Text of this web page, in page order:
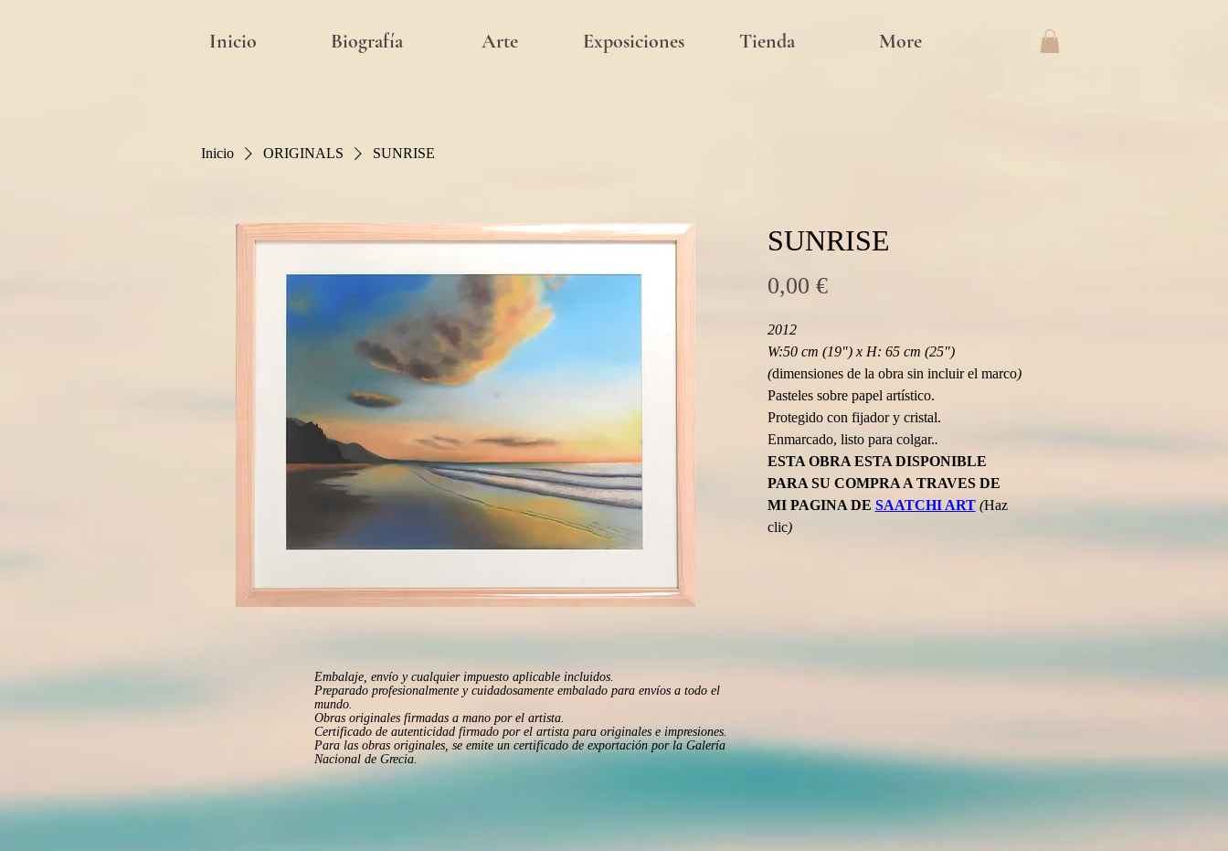
Inicio Biografía Arte Exposiciones Tienda More
Inicio ORIGINALS SUNRISE
SUNRISE
0,00 €Precio
2012
W:50 cm (19") x H: 65 cm (25")
(dimensiones de la obra sin incluir el marco)
Pasteles sobre papel artístico.
Protegido con fijador y cristal.
Enmarcado, listo para colgar..
ESTA OBRA ESTA DISPONIBLE
PARA SU COMPRA A TRAVES DE
MI PAGINA DE SAATCHI ART (Haz
clic)
Embalaje, envío y cualquier impuesto aplicable incluidos.
Preparado profesionalmente y cuidadosamente embalado para envíos a todo el
mundo.
Obras originales firmadas a mano por el artista.
Certificado de autenticidad firmado por el artista para originales e impresiones.
Para las obras originales, se emite un certificado de exportación por la Galería
Nacional de Grecia.